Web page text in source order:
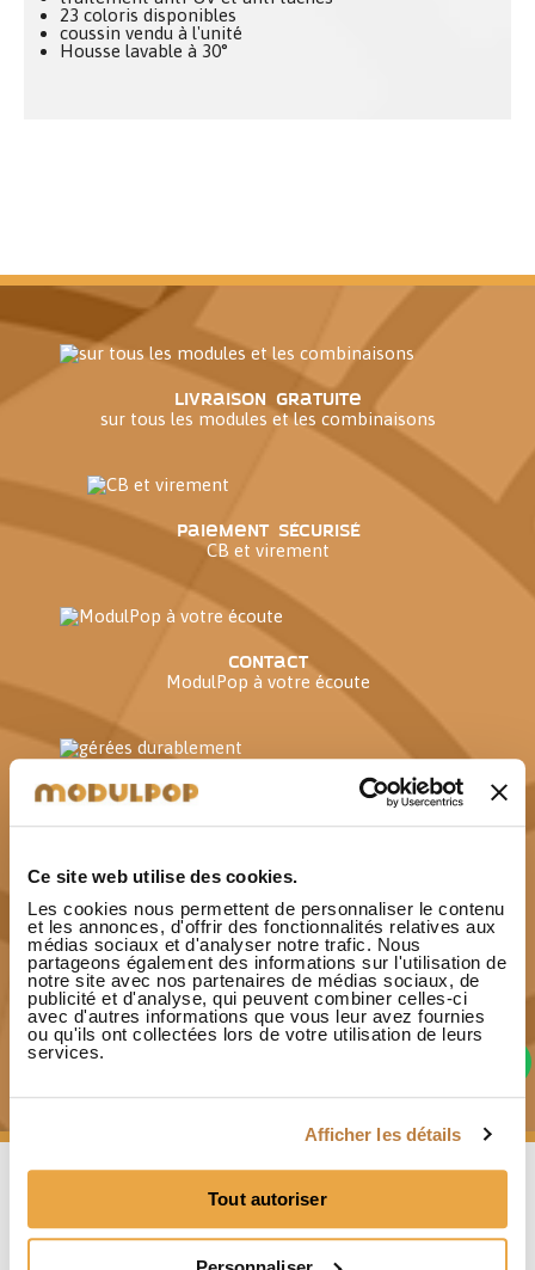
Ce site web utilise des cookies.
Les cookies nous permettent de personnaliser le contenu
et les annonces, d'offrir des fonctionnalités relatives aux
médias sociaux et d'analyser notre trafic. Nous
partageons également des informations sur l'utilisation de
notre site avec nos partenaires de médias sociaux, de
publicité et d'analyse, qui peuvent combiner celles-ci
avec d'autres informations que vous leur avez fournies
ou qu'ils ont collectées lors de votre utilisation de leurs
services.
Afficher les détails
Tout autoriser
23 coloris disponibles
coussin vendu à l'unité
Housse lavable à 30°
Livraison gratuite
sur tous les modules et les combinaisons
Paiement sécurisé
CB et virement
Contact
ModulPop à votre écoute
Bois issu de forêts françaises
Paiement 3x sans frais
dès 150€ d'achat
Les clients qui ont acheté